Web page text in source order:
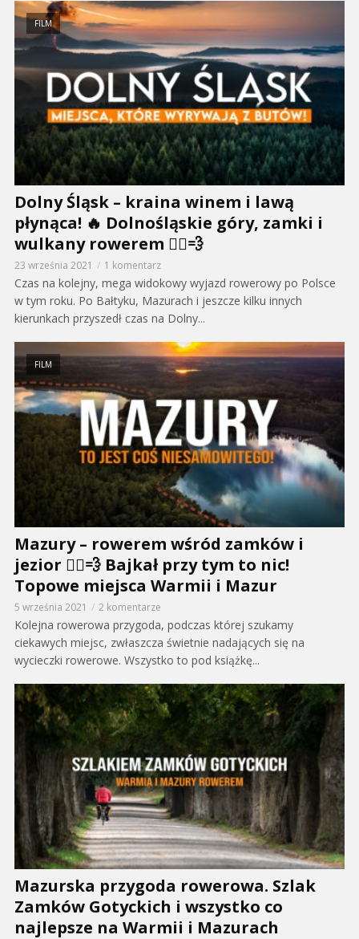
FILM
Dolny Śląsk – kraina winem i lawą
płynąca! 🔥 Dolnośląskie góry, zamki i
wulkany rowerem 🚴‍♂️💨
23 września 2021 1 komentarz
Czas na kolejny, mega widokowy wyjazd rowerowy po Polsce
w tym roku. Po Bałtyku, Mazurach i jeszcze kilku innych
kierunkach przyszedł czas na Dolny...
FILM
Mazury – rowerem wśród zamków i
jezior 🚴‍♂️💨 Bajkał przy tym to nic!
Topowe miejsca Warmii i Mazur
5 września 2021 2 komentarze
Kolejna rowerowa przygoda, podczas której szukamy
ciekawych miejsc, zwłaszcza świetnie nadających się na
wycieczki rowerowe. Wszystko to pod książkę...
Mazurska przygoda rowerowa. Szlak
Zamków Gotyckich i wszystko co
najlepsze na Warmii i Mazurach